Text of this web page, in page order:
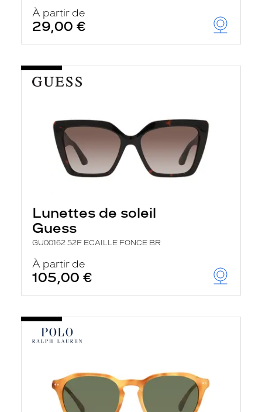
À partir de
29,00 €
Lunettes de soleil
Guess
GU00162 52F ECAILLE FONCE BR
À partir de
105,00 €